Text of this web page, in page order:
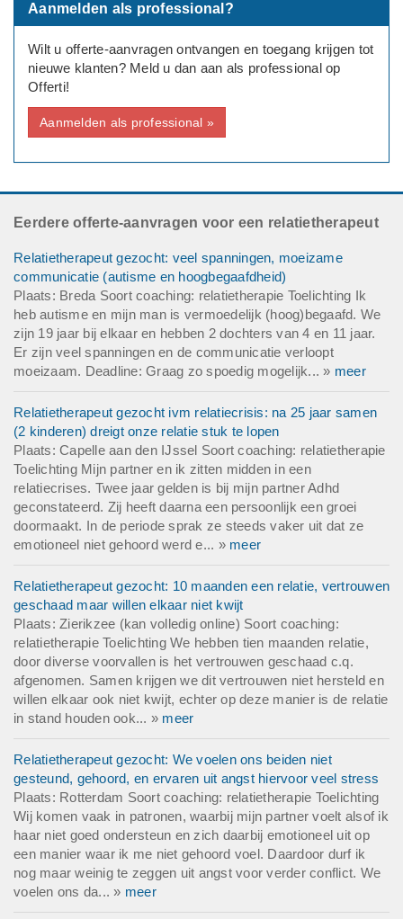
Aanmelden als professional?
Wilt u offerte-aanvragen ontvangen en toegang krijgen tot
nieuwe klanten? Meld u dan aan als professional op
Offerti!
Aanmelden als professional »
Eerdere offerte-aanvragen voor een relatietherapeut
Relatietherapeut gezocht: veel spanningen, moeizame
communicatie (autisme en hoogbegaafdheid)
Plaats: Breda Soort coaching: relatietherapie Toelichting Ik
heb autisme en mijn man is vermoedelijk (hoog)begaafd. We
zijn 19 jaar bij elkaar en hebben 2 dochters van 4 en 11 jaar.
Er zijn veel spanningen en de communicatie verloopt
moeizaam. Deadline: Graag zo spoedig mogelijk... » meer
Relatietherapeut gezocht ivm relatiecrisis: na 25 jaar samen
(2 kinderen) dreigt onze relatie stuk te lopen
Plaats: Capelle aan den IJssel Soort coaching: relatietherapie
Toelichting Mijn partner en ik zitten midden in een
relatiecrises. Twee jaar gelden is bij mijn partner Adhd
geconstateerd. Zij heeft daarna een persoonlijk een groei
doormaakt. In de periode sprak ze steeds vaker uit dat ze
emotioneel niet gehoord werd e... » meer
Relatietherapeut gezocht: 10 maanden een relatie, vertrouwen
geschaad maar willen elkaar niet kwijt
Plaats: Zierikzee (kan volledig online) Soort coaching:
relatietherapie Toelichting We hebben tien maanden relatie,
door diverse voorvallen is het vertrouwen geschaad c.q.
afgenomen. Samen krijgen we dit vertrouwen niet hersteld en
willen elkaar ook niet kwijt, echter op deze manier is de relatie
in stand houden ook... » meer
Relatietherapeut gezocht: We voelen ons beiden niet
gesteund, gehoord, en ervaren uit angst hiervoor veel stress
Plaats: Rotterdam Soort coaching: relatietherapie Toelichting
Wij komen vaak in patronen, waarbij mijn partner voelt alsof ik
haar niet goed ondersteun en zich daarbij emotioneel uit op
een manier waar ik me niet gehoord voel. Daardoor durf ik
nog maar weinig te zeggen uit angst voor verder conflict. We
voelen ons da... » meer